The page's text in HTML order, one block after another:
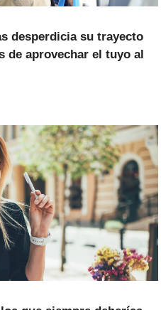
desperdicia su trayecto
aprovechar el tuyo al